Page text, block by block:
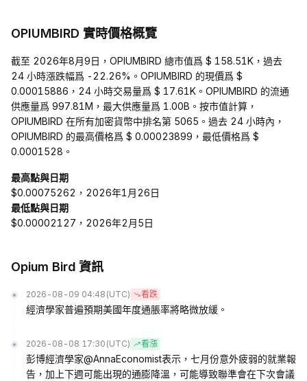
OPIUMBIRD 實時價格概覽
截至 2026年8月9日，OPIUMBIRD 總市值爲 $ 158.51K，過去
24 小時漲跌幅爲 -22.26%。OPIUMBIRD 的現價爲 $
0.00015886，24 小時交易量爲 $ 17.61K。OPIUMBIRD 的流通
供應量爲 997.81M，最大供應量爲 1.00B。按市值計算，
OPIUMBIRD 在所有加密貨幣中排名第 5065。過去 24 小時內，
OPIUMBIRD 的最高價格爲 $ 0.00023899，最低價格爲 $
0.0001528。
最高點與日期
$0.00075262，2026年1月26日
最低點與日期
$0.00002127，2026年2月5日
Opium Bird 資訊
2026-08-09 04:48 (UTC) 看跌
經濟學家普遍預期美國年度通脹率將略微放緩。
2026-08-08 17:30 (UTC) 看漲
彭博經濟學家@AnnaEconomist表示，七月份意外疲弱的就業報
告，加上下週可能出現的通膨降溫，可能導致聯準會在下次會議